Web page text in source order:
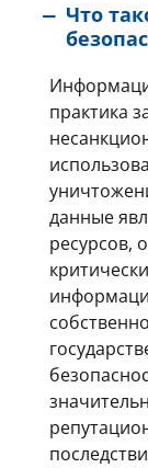
Что
практика
данные
ресурсов,